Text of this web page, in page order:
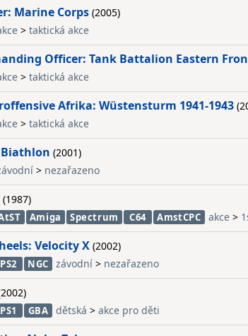
Marine Corps (2005)
> taktická akce
Officer: Tank Battalion Eastern
> taktická akce
Afrika: Wüstensturm 1941-1943
> taktická akce
(2001)
> nezařazeno
(1987)
Amiga Spectrum C64 AmstCPC akce>
Velocity X (2002)
PS2 NGC závodní > nezařazeno
PS1 GBA dětská > akce pro děti